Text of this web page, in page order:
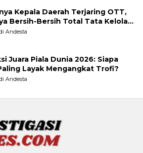
Kepala Daerah Terjaring OTT,
Bersih-Bersih Total Tata Kelola
Andesta
Juara Piala Dunia 2026: Siapa
Layak Mengangkat Trofi?
Andesta